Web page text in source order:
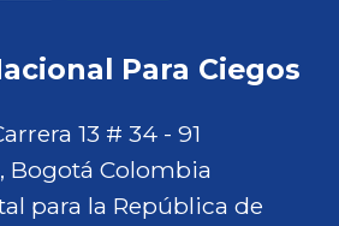
Para Ciegos
13 # 34 - 91
Bogotá Colombia
para la República de